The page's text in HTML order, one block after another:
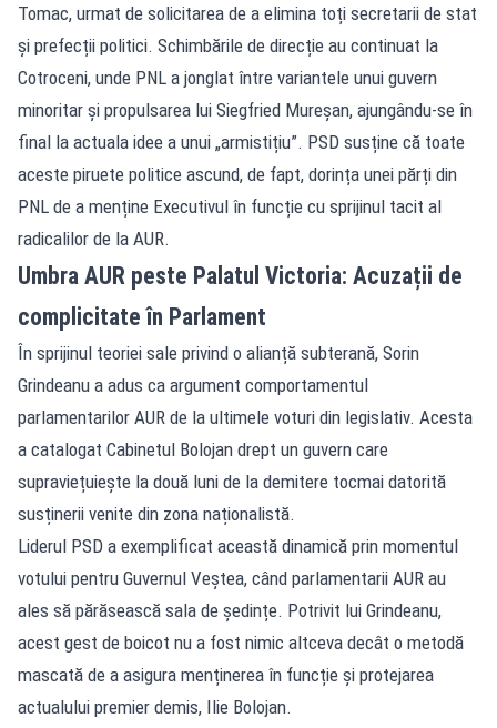
Tomac, urmat de solicitarea de a elimina toți secretarii de stat
și prefecții politici. Schimbările de direcție au continuat la
Cotroceni, unde PNL a jonglat între variantele unui guvern
minoritar și propulsarea lui Siegfried Mureșan, ajungându-se în
final la actuala idee a unui „armistițiu”. PSD susține că toate
aceste piruete politice ascund, de fapt, dorința unei părți din
PNL de a menține Executivul în funcție cu sprijinul tacit al
radicalilor de la AUR.
Umbra AUR peste Palatul Victoria: Acuzații de
complicitate în Parlament
În sprijinul teoriei sale privind o alianță subterană, Sorin
Grindeanu a adus ca argument comportamentul
parlamentarilor AUR de la ultimele voturi din legislativ. Acesta
a catalogat Cabinetul Bolojan drept un guvern care
supraviețuiește la două luni de la demitere tocmai datorită
susținerii venite din zona naționalistă.
Liderul PSD a exemplificat această dinamică prin momentul
votului pentru Guvernul Veștea, când parlamentarii AUR au
ales să părăsească sala de ședințe. Potrivit lui Grindeanu,
acest gest de boicot nu a fost nimic altceva decât o metodă
mascată de a asigura menținerea în funcție și protejarea
actualului premier demis, Ilie Bolojan.